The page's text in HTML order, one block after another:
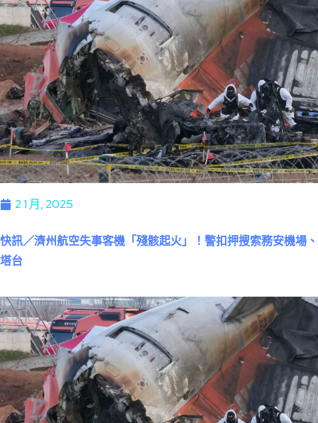
2 1 月, 2025
快訊／濟州航空失事客機「殘骸起火」！警扣押搜索務安機場、
塔台